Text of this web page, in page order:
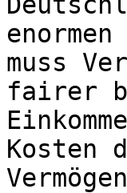
muss
fairer
Kosten